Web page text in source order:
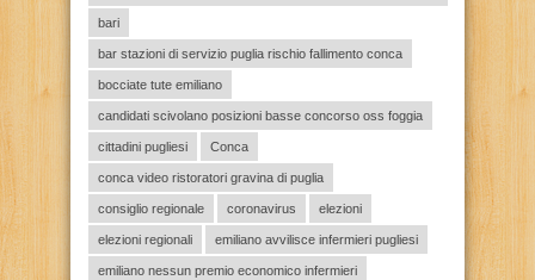
bari
bar stazioni di servizio puglia rischio fallimento conca
bocciate tute emiliano
candidati scivolano posizioni basse concorso oss foggia
cittadini pugliesi Conca
conca video ristoratori gravina di puglia
consiglio regionale coronavirus elezioni
elezioni regionali emiliano avvilisce infermieri pugliesi
emiliano nessun premio economico infermieri